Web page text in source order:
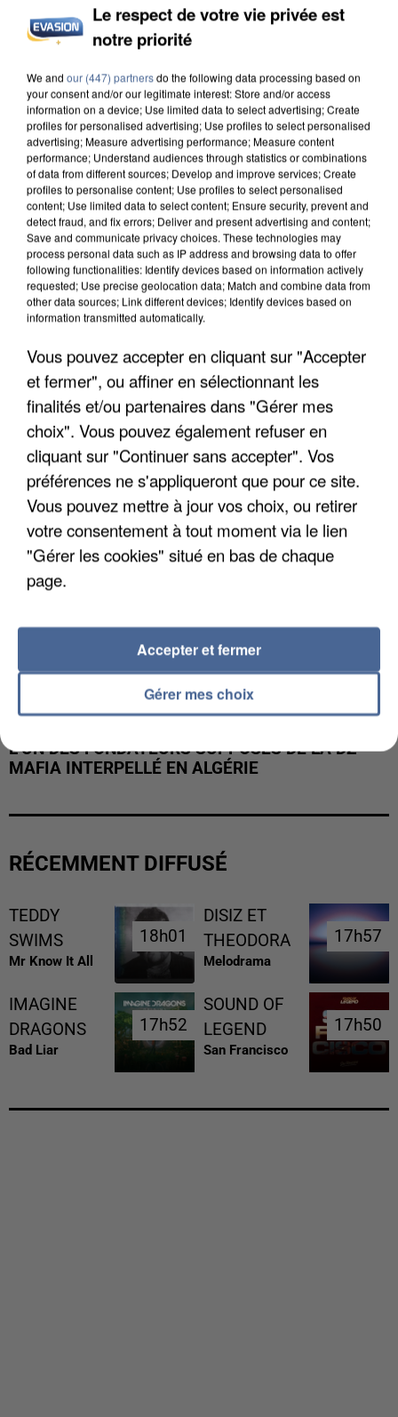
DE SOLIDARITÉ AVEC LES...
APRÈS TOUTES CES CANICULES, LES REFUGES
DE FAUNE SAUVAGE SONT...
L’UN DES FONDATEURS SUPPOSÉS DE LA DZ
MAFIA INTERPELLÉ EN ALGÉRIE
RÉCEMMENT DIFFUSÉ
TEDDY
SWIMS
Mr Know It All
18h01
18h01
DISIZ ET
THEODORA
Melodrama
17h57
17h57
IMAGINE
DRAGONS
Bad Liar
17h52
17h52
SOUND OF
LEGEND
San Francisco
17h50
17h50
Le respect de votre vie privée est
notre priorité
We and our (447) partnersdo the following data processing based on
your consent and/or our legitimate interest: Store and/or access
information on a device; Use limited data to select advertising; Create
profiles for personalised advertising; Use profiles to select personalised
advertising; Measure advertising performance; Measure content
performance; Understand audiences through statistics or combinations
of data from different sources; Develop and improve services; Create
profiles to personalise content; Use profiles to select personalised
content; Use limited data to select content; Ensure security, prevent and
detect fraud, and fix errors; Deliver and present advertising and content;
Save and communicate privacy choices. These technologies may
process personal data such as IP address and browsing data to offer
following functionalities: Identify devices based on information actively
requested; Use precise geolocation data; Match and combine data from
other data sources; Link different devices; Identify devices based on
information transmitted automatically.
Vous pouvez accepter en cliquant sur "Accepter
et fermer", ou affiner en sélectionnant les
finalités et/ou partenaires dans "Gérer mes
choix". Vous pouvez également refuser en
cliquant sur "Continuer sans accepter". Vos
préférences ne s'appliqueront que pour ce site.
Vous pouvez mettre à jour vos choix, ou retirer
votre consentement à tout moment via le lien
"Gérer les cookies" situé en bas de chaque
page.
Gérer mes choix
Accepter et fermer